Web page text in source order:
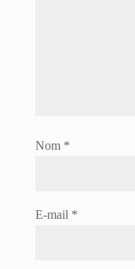
Nom *
E-mail *